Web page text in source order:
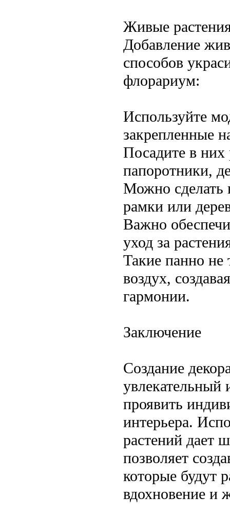
Живые
Добавление
способов
флорариум:
Используйте
закрепленные
Посадите в них
папоротники,
Можно сделать
рамки или
Важно
уход за
Такие панно
воздух,
гармонии.
Заключение
Создание
увлекательный
проявить
интерьера.
растений дает
позволяет
которые будут
вдохновение и